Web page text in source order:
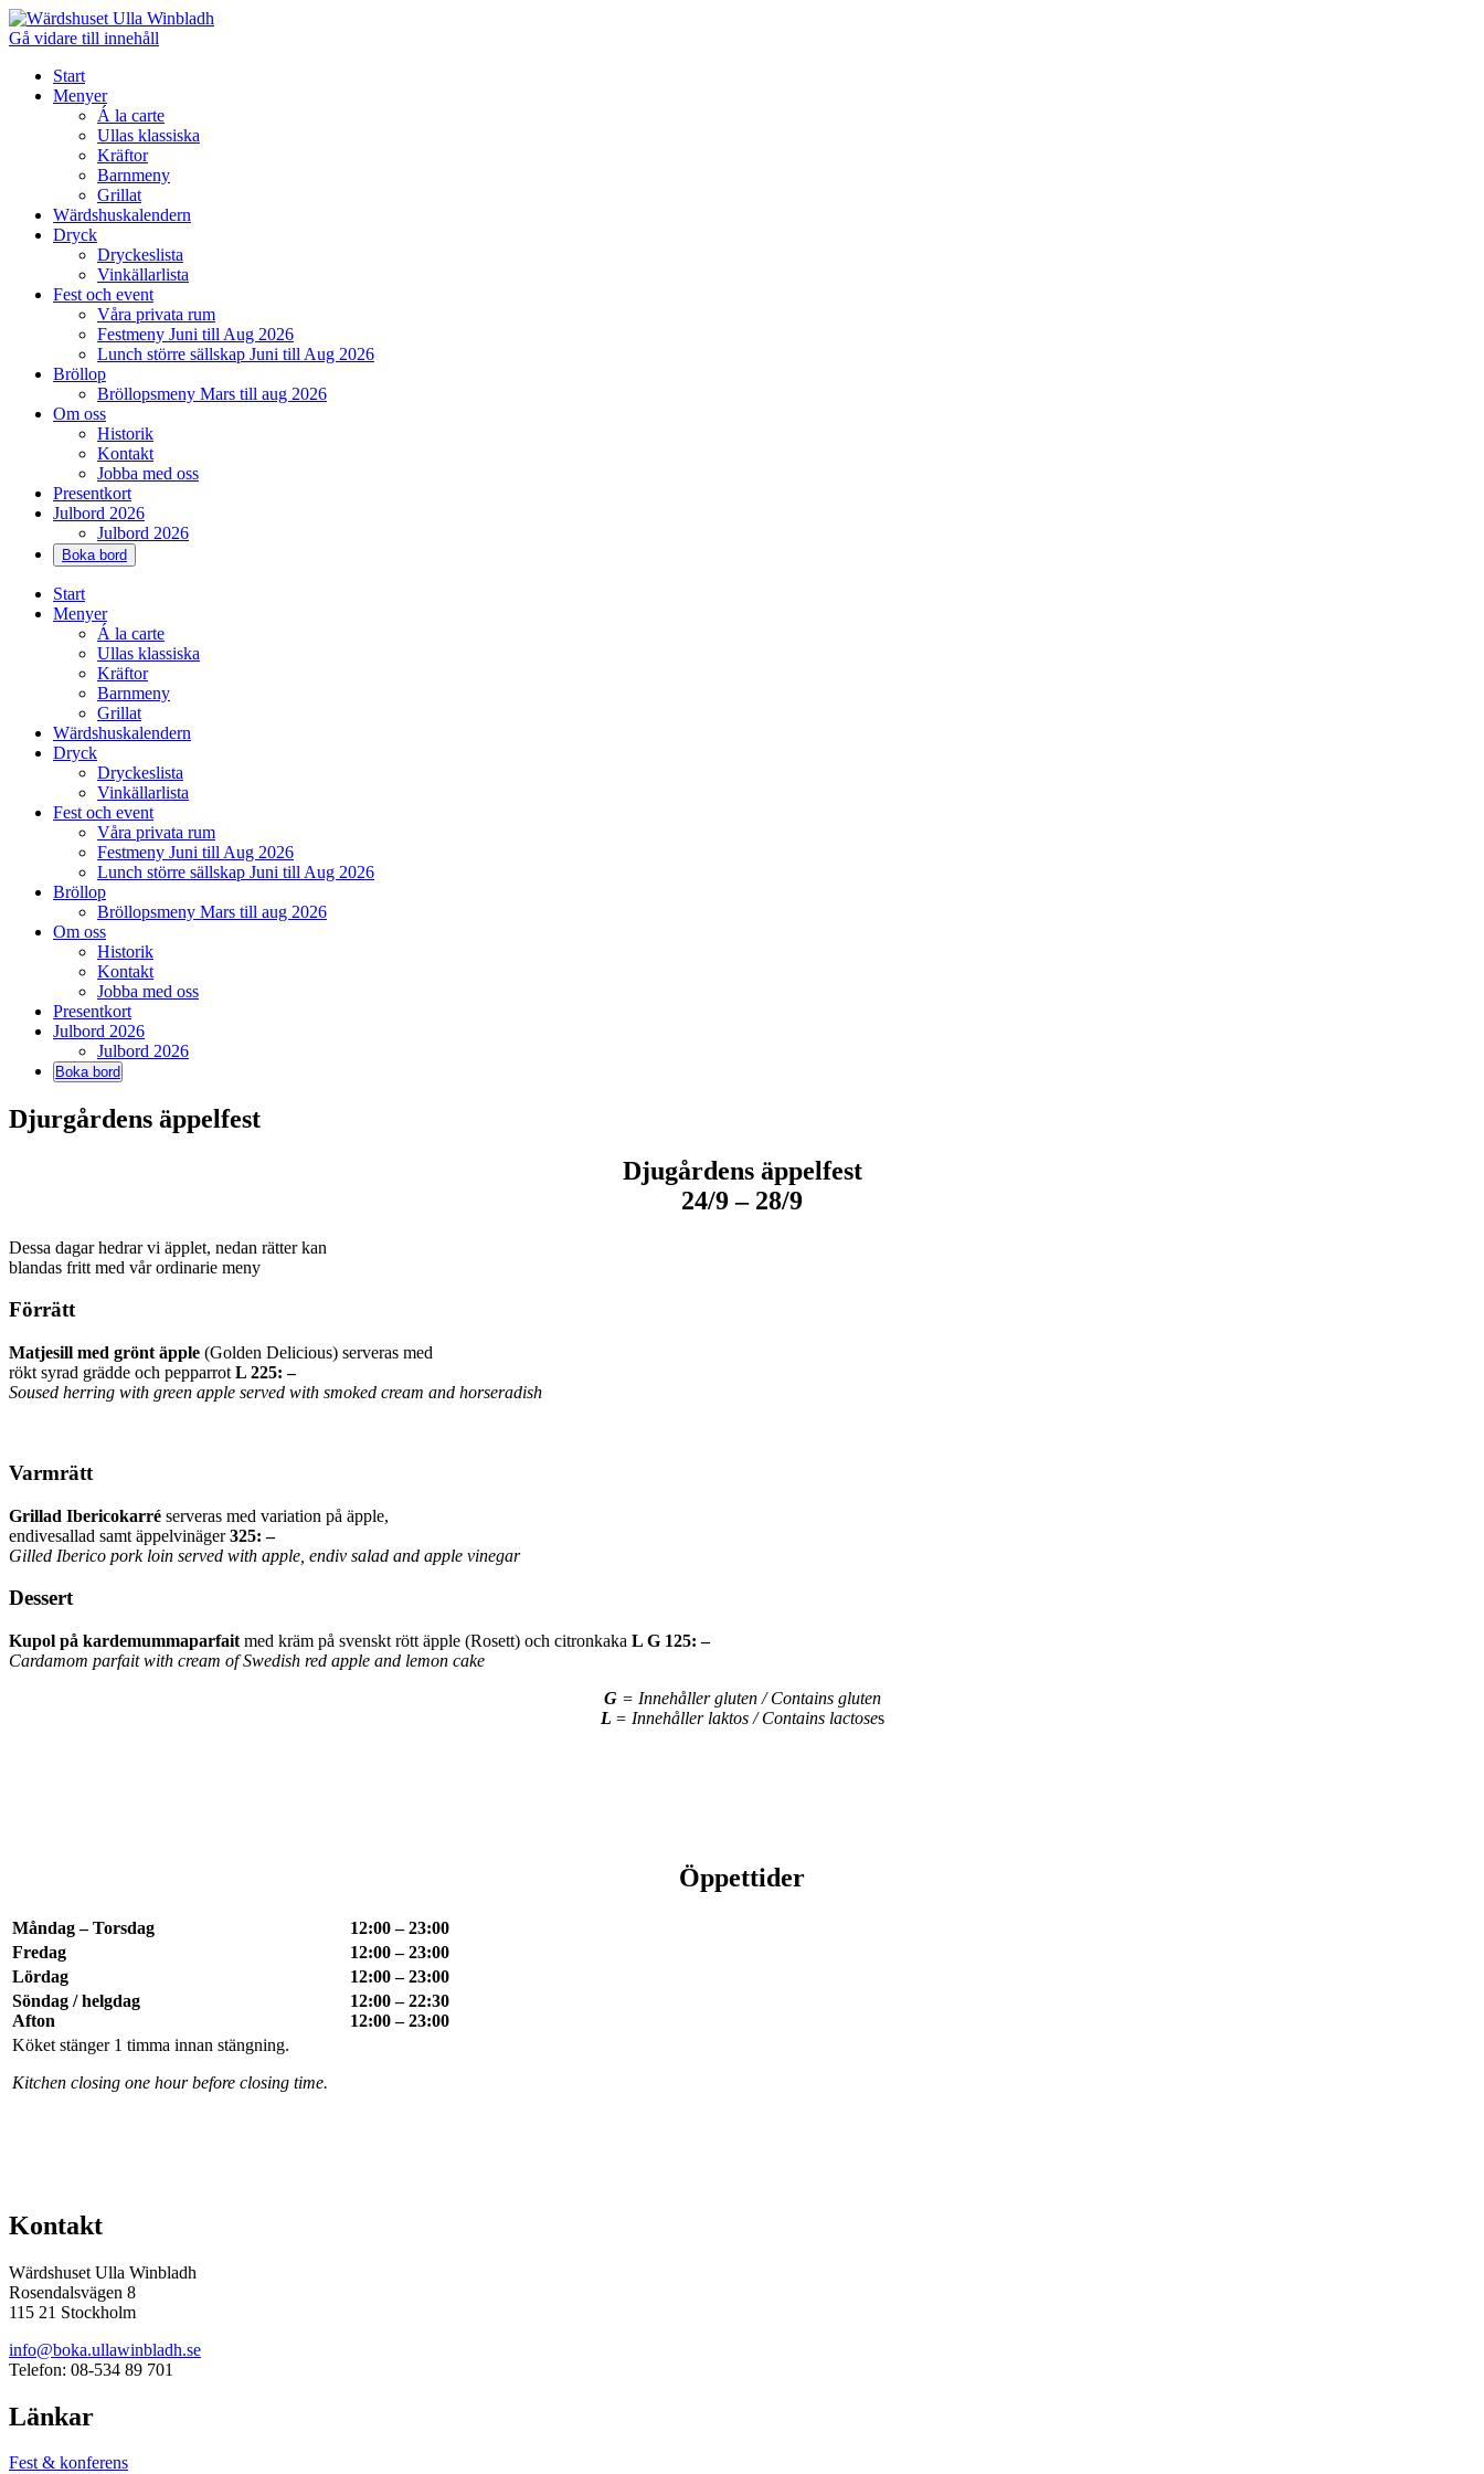
Gå vidare till innehåll
Start
Menyer
Á la carte
Ullas klassiska
Kräftor
Barnmeny
Grillat
Wärdshuskalendern
Dryck
Dryckeslista
Vinkällarlista
Fest och event
Våra privata rum
Festmeny Juni till Aug 2026
Lunch större sällskap Juni till Aug 2026
Bröllop
Bröllopsmeny Mars till aug 2026
Om oss
Historik
Kontakt
Jobba med oss
Presentkort
Julbord 2026
Julbord 2026
Boka bord
Start
Menyer
Á la carte
Ullas klassiska
Kräftor
Barnmeny
Grillat
Wärdshuskalendern
Dryck
Dryckeslista
Vinkällarlista
Fest och event
Våra privata rum
Festmeny Juni till Aug 2026
Lunch större sällskap Juni till Aug 2026
Bröllop
Bröllopsmeny Mars till aug 2026
Om oss
Historik
Kontakt
Jobba med oss
Presentkort
Julbord 2026
Julbord 2026
Boka bord
Djurgårdens äppelfest
Djugårdens äppelfest
24/9 – 28/9
Dessa dagar hedrar vi äpplet, nedan rätter kan
blandas fritt med vår ordinarie meny
Förrätt
Matjesill med grönt äpple (Golden Delicious) serveras med
rökt syrad grädde och pepparrot L 225: –
Soused herring with green apple served with smoked cream and horseradish
Varmrätt
Grillad Ibericokarré serveras med variation på äpple,
endivesallad samt äppelvinäger325: –
Gilled Iberico pork loin served with apple, endiv salad and apple vinegar
Dessert
Kupol på kardemummaparfait med kräm på svenskt rött äpple (Rosett) och citronkaka L G 125: –
Cardamom parfait with cream of Swedish red apple and lemon cake
G= Innehåller gluten / Contains gluten
L = Innehåller laktos / Contains lactoses
Öppettider
Måndag – Torsdag
12:00 – 23:00
Fredag
12:00 – 23:00
Lördag
12:00 – 23:00
Söndag / helgdag
Afton
12:00 – 22:30
12:00 – 23:00
Köket stänger 1 timma innan stängning.
Kitchen closing one hour before closing time.
Kontakt
Wärdshuset Ulla Winbladh
Rosendalsvägen 8
115 21 Stockholm
info@boka.ullawinbladh.se
Telefon: 08-534 89 701
Länkar
Fest & konferens